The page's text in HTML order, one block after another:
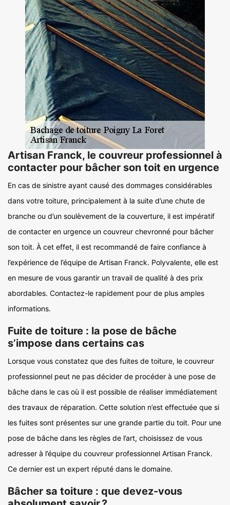
Artisan Franck, le couvreur professionnel à
contacter pour bâcher son toit en urgence
En cas de sinistre ayant causé des dommages considérables
dans votre toiture, principalement à la suite d’une chute de
branche ou d’un soulèvement de la couverture, il est impératif
de contacter en urgence un couvreur chevronné pour bâcher
son toit. À cet effet, il est recommandé de faire confiance à
l’expérience de l’équipe de Artisan Franck. Polyvalente, elle est
en mesure de vous garantir un travail de qualité à des prix
abordables. Contactez-le rapidement pour de plus amples
informations.
Fuite de toiture : la pose de bâche
s’impose dans certains cas
Lorsque vous constatez que des fuites de toiture, le couvreur
professionnel peut ne pas décider de procéder à une pose de
bâche dans le cas où il est possible de réaliser immédiatement
des travaux de réparation. Cette solution n’est effectuée que si
les fuites sont présentes sur une grande partie du toit. Pour une
pose de bâche dans les règles de l’art, choisissez de vous
adresser à l’équipe du couvreur professionnel Artisan Franck.
Ce dernier est un expert réputé dans le domaine.
Bâcher sa toiture : que devez-vous